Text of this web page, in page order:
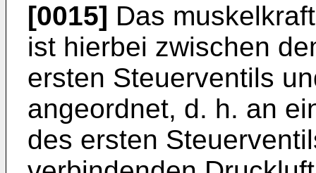
[0015] Das
ist hierbei zwischen
ersten Steuerventils
angeordnet, d. h. an
des ersten